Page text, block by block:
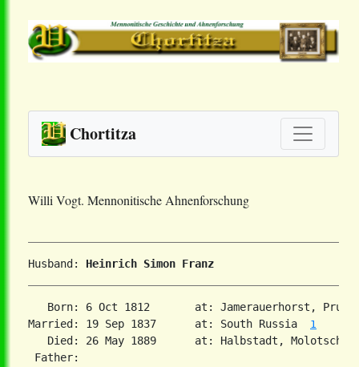
Chortitza
Willi Vogt. Mennonitische Ahnenforschung
Husband: Heinrich Simon Franz
Born: 6 Oct 1812       at: Jamerauerhorst,
Married: 19 Sep 1837      at: South Russia 1
Died: 26 May 1889      at: Halbstadt,
Father: